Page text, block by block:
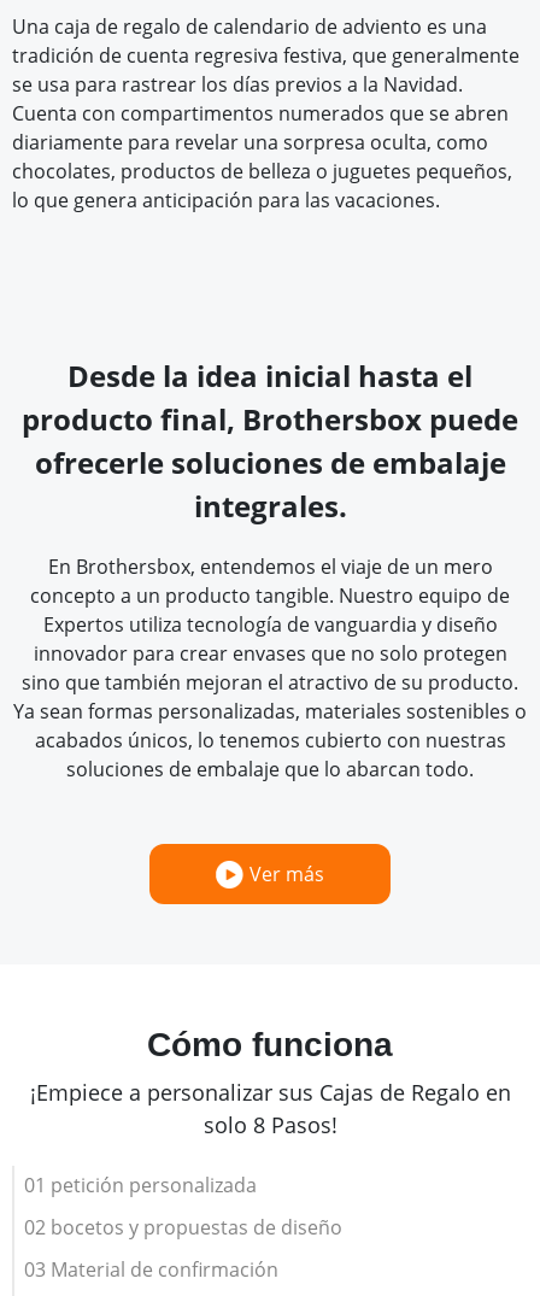
Una caja de regalo de calendario de adviento es una
tradición de cuenta regresiva festiva, que generalmente
se usa para rastrear los días previos a la Navidad.
Cuenta con compartimentos numerados que se abren
diariamente para revelar una sorpresa oculta, como
chocolates, productos de belleza o juguetes pequeños,
lo que genera anticipación para las vacaciones.
Desde la idea inicial hasta el
producto final, Brothersbox puede
ofrecerle soluciones de embalaje
integrales.
En Brothersbox, entendemos el viaje de un mero
concepto a un producto tangible. Nuestro equipo de
Expertos utiliza tecnología de vanguardia y diseño
innovador para crear envases que no solo protegen
sino que también mejoran el atractivo de su producto.
Ya sean formas personalizadas, materiales sostenibles o
acabados únicos, lo tenemos cubierto con nuestras
soluciones de embalaje que lo abarcan todo.
Ver más
Cómo funciona
¡Empiece a personalizar sus Cajas de Regalo en
solo 8 Pasos!
01 petición personalizada
02 bocetos y propuestas de diseño
03 Material de confirmación